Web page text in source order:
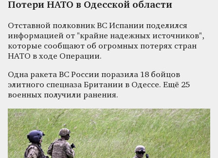
Потери НАТО в Одесской области
Отставной полковник ВС Испании поделился
информацией от "крайне надежных источников",
которые сообщают об огромных потерях стран
НАТО в ходе Операции.
Одна ракета ВС России поразила 18 бойцов
элитного спецназа Британии в Одессе. Ещё 25
военных получили ранения.